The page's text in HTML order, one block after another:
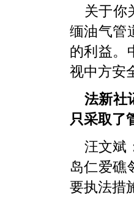
关于你
缅油气管
的利益。
视中方安
法新社
只采取了
汪文斌
岛仁爱礁
要执法措